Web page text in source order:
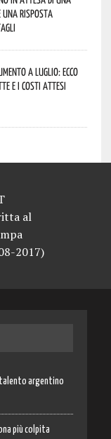
una risposta
a luglio: ecco
e i costi attesi
al
2017)
talento argentino
più colpita